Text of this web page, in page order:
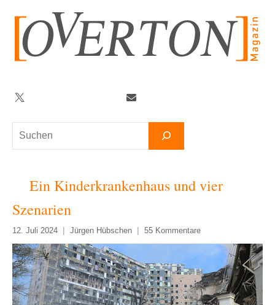
springen
Suchen
Twitter
Ein Kinderkrankenhaus und vier
Szenarien
12. Juli 2024 Jürgen Hübschen 55 Kommentare